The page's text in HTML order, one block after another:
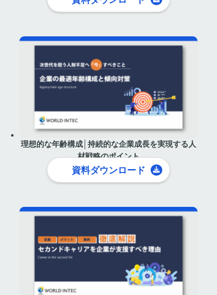
理想的な年齢構成│持続的な企業成長を実現する人
材戦略のポイント
資料ダウンロード